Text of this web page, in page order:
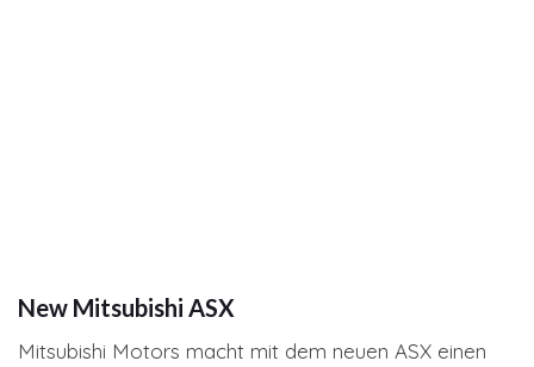
New Mitsubishi ASX
Mitsubishi Motors macht mit dem neuen ASX einen